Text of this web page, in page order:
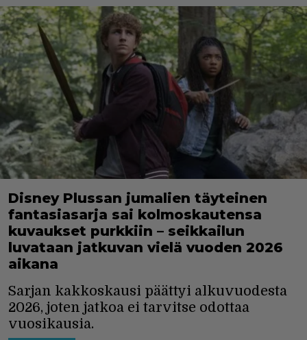
Disney Plussan jumalien täyteinen
fantasiasarja sai kolmoskautensa
kuvaukset purkkiin – seikkailun
luvataan jatkuvan vielä vuoden 2026
aikana
Sarjan kakkoskausi päättyi alkuvuodesta
2026, joten jatkoa ei tarvitse odottaa
vuosikausia.